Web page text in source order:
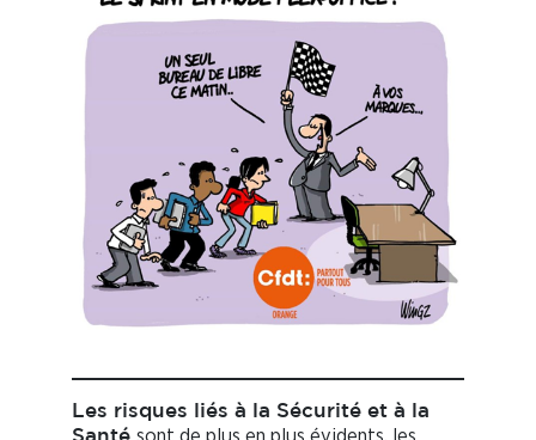
Les risques liés à la Sécurité et à la